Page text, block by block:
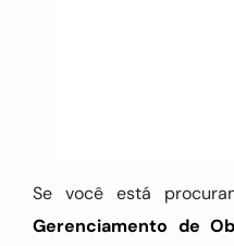
Se você está
Gerenciamento de